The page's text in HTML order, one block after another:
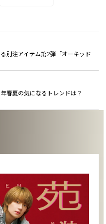
別注アイテム第2弾「オーキッド
春夏の気になるトレンドは？